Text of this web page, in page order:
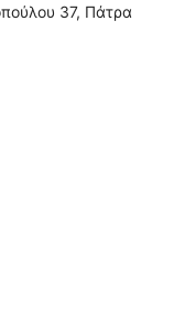
37, Πάτρα